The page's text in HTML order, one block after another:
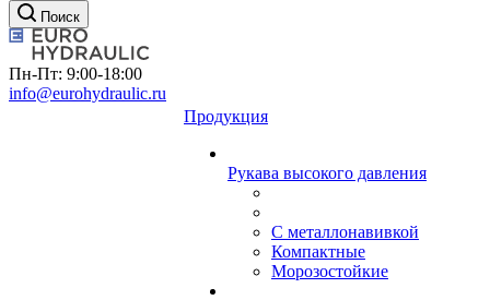
Поиск
Пн-Пт: 9:00-18:00
info@eurohydraulic.ru
Продукция
Рукава высокого давления
С металлонавивкой
Компактные
Морозостойкие